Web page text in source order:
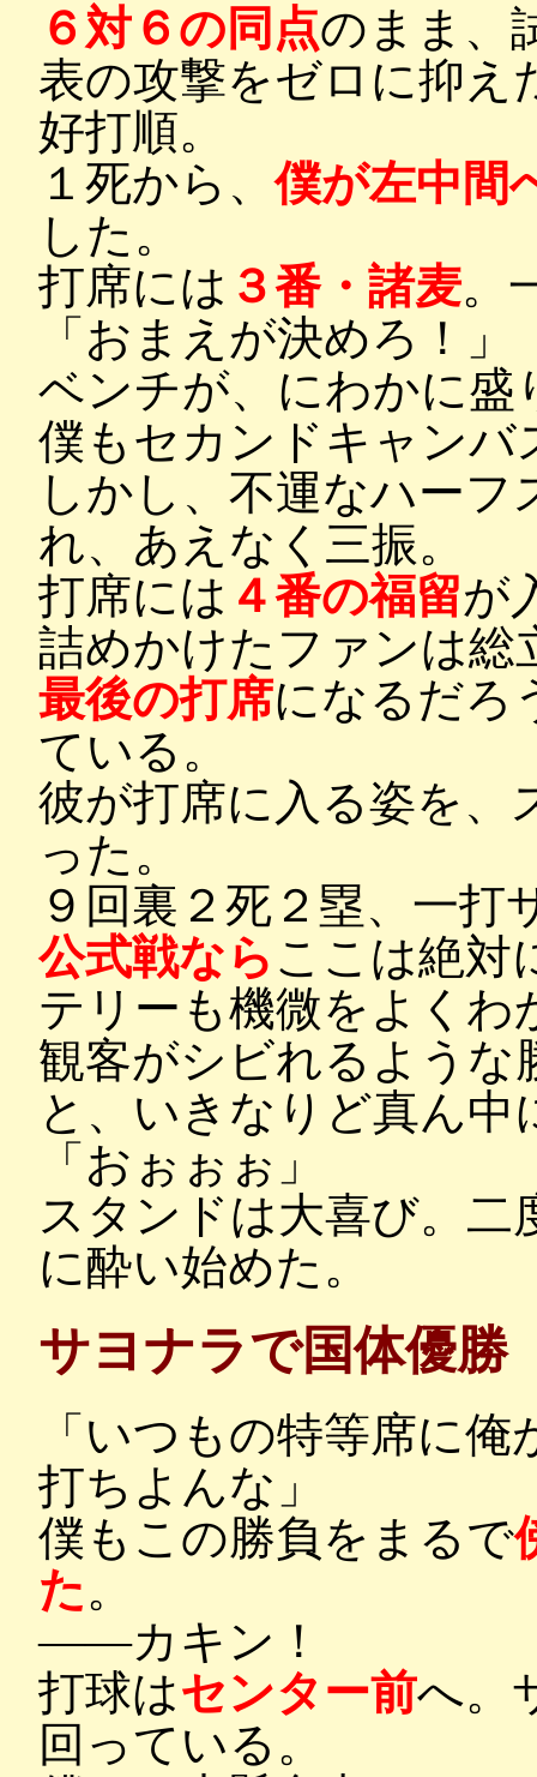
６対６の同点のまま、
表の攻撃をゼロに抑え
好打順。
１死から、僕が左中間
した。
打席には ３番・諸麦。
「おまえが決めろ！」
ベンチが、にわかに盛
僕もセカンドキャンバ
しかし、不運なハー
れ、あえなく三振。
打席には ４番の福留が
詰めかけたファンは総
最後の打席になるだろ
ている。
彼が打席に入る姿を、
った。
９回裏２死２塁、一
公式戦なら ここは絶対
テリーも機微をよくわ
観客がシビれるような
と、いきなりど真ん
「おぉぉぉ」
スタンドは大喜び。
に酔い始めた。
サヨナラで国体優勝
「いつもの特等席に
打ちよんな」
僕もこの勝負をまるで
た。
――カキン！
打球はセンター前へ。
回っている。